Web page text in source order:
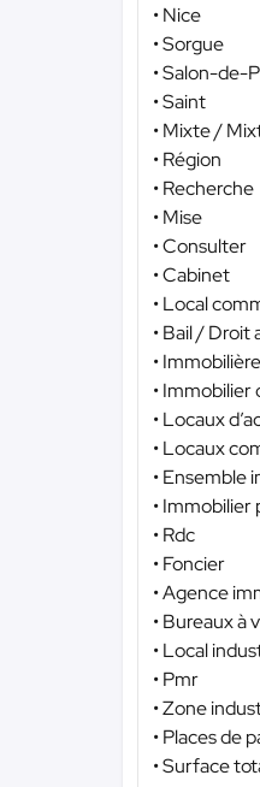
• Nice
• Sorgue
• Salon-de-
• Saint
• Mixte /
• Région
• Recherche
• Mise
• Consulter
• Cabinet
• Local
• Bail / Droit
•
• Immobilier
• Locaux
• Locaux
• Ensemble
• Immobilier
• Rdc
• Foncier
• Agence
• Bureaux à
• Local
• Pmr
• Zone
• Places de
• Surface